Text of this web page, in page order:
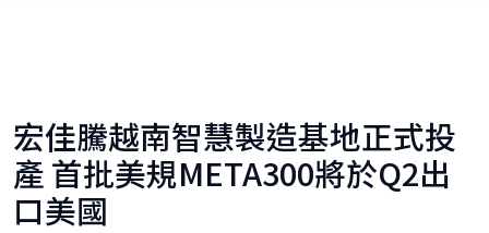
宏佳騰越南智慧製造基地正式投
產 首批美規META300將於Q2出
口美國